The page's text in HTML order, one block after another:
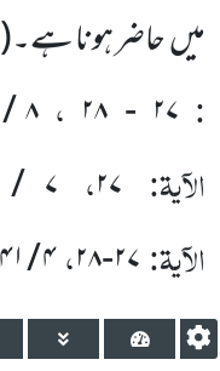
میں حاضر ہونا ہے۔(
: ۲۷ - ۲۸ ، ۸ / ۵۱۹
الآیۃ: ۲۷، ۷ / ۲۹۶
الآیۃ:۲۷-۲۸ ،۴ / ۱۴۱